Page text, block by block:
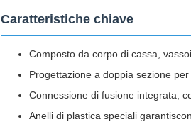
Caratteristiche chiave
Composto da corpo di cassa,
Progettazione a doppia sezione
Connessione di fusione integrata,
Anelli di plastica speciali